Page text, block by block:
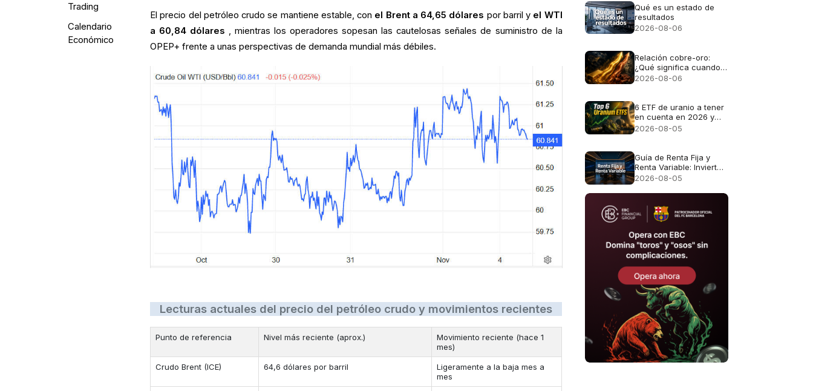
Trading
Calendario
Económico
El precio del petróleo crudo se mantiene estable, con el Brent a 64,65 dólares por barril y el WTI
a 60,84 dólares , mientras los operadores sopesan las cautelosas señales de suministro de la
OPEP+ frente a unas perspectivas de demanda mundial más débiles.
Lecturas actuales del precio del petróleo crudo y movimientos recientes
Punto de referencia Nivel más reciente (aprox.)
Movimiento reciente (hace 1
mes)
Crudo Brent (ICE) 64,6 dólares por barril
Ligeramente a la baja mes a
mes
Qué es un estado de
resultados
2026-08-06
Relación cobre-oro:
¿Qué significa cuando
el oro y el cobre suben
2026-08-06
6 ETF de uranio a tener
en cuenta en 2026 y
qué posee realmente
2026-08-05
Guía de Renta Fija y
Renta Variable: Invierte
Mejor en LATAM
2026-08-05